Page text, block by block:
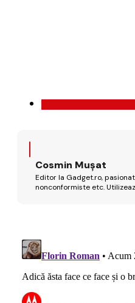
Cosmin Mușat
Editor la Gadget.ro,
nonconformiste etc.